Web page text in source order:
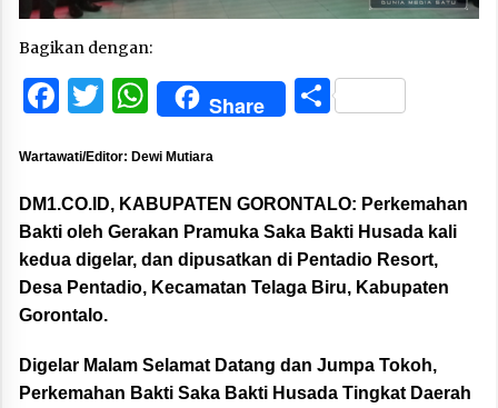
Bagikan dengan:
Facebook
Twitter
WhatsApp
Share Share
Wartawati/Editor: Dewi Mutiara
DM1.CO.ID, KABUPATEN GORONTALO: Perkemahan
Bakti oleh Gerakan Pramuka Saka Bakti Husada kali
kedua digelar, dan dipusatkan di Pentadio Resort,
Desa Pentadio, Kecamatan Telaga Biru, Kabupaten
Gorontalo.
Digelar Malam Selamat Datang dan Jumpa Tokoh,
Perkemahan Bakti Saka Bakti Husada Tingkat Daerah